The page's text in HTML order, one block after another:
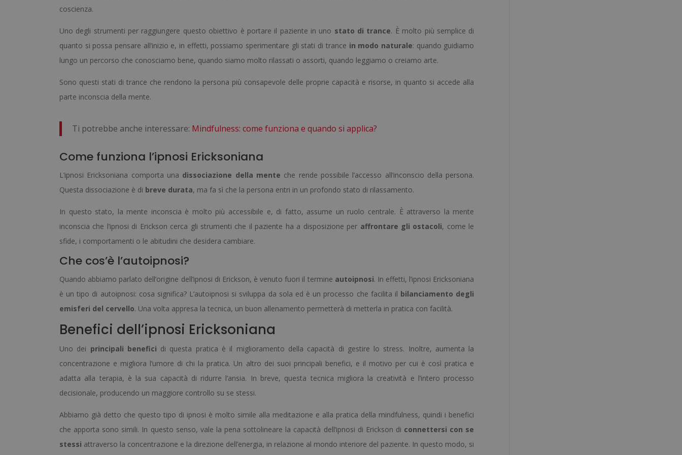
coscienza.
Uno degli strumenti per raggiungere questo obiettivo è portare il paziente in uno stato di trance. È molto più semplice di
quanto si possa pensare all’inizio e, in effetti, possiamo sperimentare gli stati di trance in modo naturale: quando guidiamo
lungo un percorso che conosciamo bene, quando siamo molto rilassati o assorti, quando leggiamo o creiamo arte.
Sono questi stati di trance che rendono la persona più consapevole delle proprie capacità e risorse, in quanto si accede alla
parte inconscia della mente.
Ti potrebbe anche interessare: Mindfulness: come funziona e quando si applica?
Come funziona l’ipnosi Ericksoniana
L’ipnosi Ericksoniana comporta una dissociazione della mente che rende possibile l’accesso all’inconscio della persona.
Questa dissociazione è di breve durata, ma fa sì che la persona entri in un profondo stato di rilassamento.
In questo stato, la mente inconscia è molto più accessibile e, di fatto, assume un ruolo centrale. È attraverso la mente
inconscia che l’ipnosi di Erickson cerca gli strumenti che il paziente ha a disposizione per affrontare gli ostacoli, come le
sfide, i comportamenti o le abitudini che desidera cambiare.
Che cos’è l’autoipnosi?
Quando abbiamo parlato dell’origine dell’ipnosi di Erickson, è venuto fuori il termine autoipnosi. In effetti, l’ipnosi Ericksoniana
è un tipo di autoipnosi: cosa significa? L’autoipnosi si sviluppa da sola ed è un processo che facilita il bilanciamento degli
emisferi del cervello. Una volta appresa la tecnica, un buon allenamento permetterà di metterla in pratica con facilità.
Benefici dell’ipnosi Ericksoniana
Uno dei principali benefici di questa pratica è il miglioramento della capacità di gestire lo stress. Inoltre, aumenta la
concentrazione e migliora l’umore di chi la pratica. Un altro dei suoi principali benefici, e il motivo per cui è così pratica e
adatta alla terapia, è la sua capacità di ridurre l’ansia. In breve, questa tecnica migliora la creatività e l’intero processo
decisionale, producendo un maggiore controllo su se stessi.
Abbiamo già detto che questo tipo di ipnosi è molto simile alla meditazione e alla pratica della mindfulness, quindi i benefici
che apporta sono simili. In questo senso, vale la pena sottolineare la capacità dell’ipnosi di Erickson di connettersi con se
stessi attraverso la concentrazione e la direzione dell’energia, in relazione al mondo interiore del paziente. In questo modo, si